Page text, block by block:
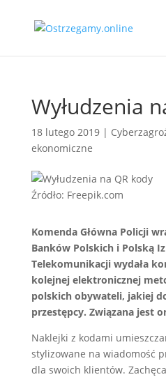
Wyłudzenia
18 lutego 2019|
ekonomiczne
Źródło: Freepik.com
Komenda Główna Policji
Banków Polskich i Polską
Telekomunikacji wydała
kolejnej elektronicznej
polskich obywateli, jakiej
przestępcy. Związana jest
Naklejki z kodami
stylizowane na wiadomość
dla swoich klientów.